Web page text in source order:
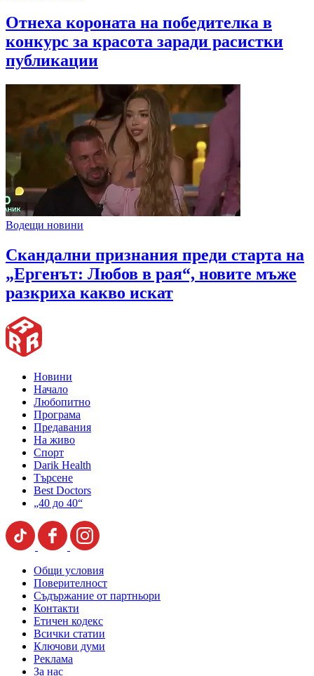
Отнеха короната на победителка в
конкурс за красота заради расистки
публикации
Водещи новини
Скандални признания преди старта на
„Ергенът: Любов в рая“, новите мъже
разкриха какво искат
Новини
Начало
Любопитно
Програма
Предавания
На живо
Спорт
Darik Health
Търсене
Best Doctors
„40 до 40“
Общи условия
Поверителност
Съдържание от партньори
Контакти
Етичен кодекс
Всички статии
Ключови думи
Реклама
За нас